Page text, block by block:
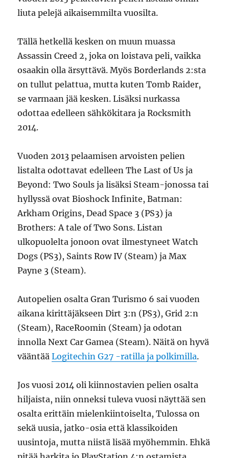
liuta pelejä aikaisemmilta vuosilta.
Tällä hetkellä kesken on muun muassa
Assassin Creed 2, joka on loistava peli, vaikka
osaakin olla ärsyttävä. Myös Borderlands 2:sta
on tullut pelattua, mutta kuten Tomb Raider,
se varmaan jää kesken. Lisäksi nurkassa
odottaa edelleen sähkökitara ja Rocksmith
2014.
Vuoden 2013 pelaamisen arvoisten pelien
listalta odottavat edelleen The Last of Us ja
Beyond: Two Souls ja lisäksi Steam-jonossa tai
hyllyssä ovat Bioshock Infinite, Batman:
Arkham Origins, Dead Space 3 (PS3) ja
Brothers: A tale of Two Sons. Listan
ulkopuolelta jonoon ovat ilmestyneet Watch
Dogs (PS3), Saints Row IV (Steam) ja Max
Payne 3 (Steam).
Autopelien osalta Gran Turismo 6 sai vuoden
aikana kirittäjäkseen Dirt 3:n (PS3), Grid 2:n
(Steam), RaceRoomin (Steam) ja odotan
innolla Next Car Gamea (Steam). Näitä on hyvä
vääntääLogitechin G27 -ratilla ja polkimilla.
Jos vuosi 2014 oli kiinnostavien pelien osalta
hiljaista, niin onneksi tuleva vuosi näyttää sen
osalta erittäin mielenkiintoiselta, Tulossa on
sekä uusia, jatko-osia että klassikoiden
uusintoja, mutta niistä lisää myöhemmin. Ehkä